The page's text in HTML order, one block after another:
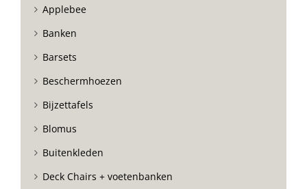
Applebee
Banken
Barsets
Beschermhoezen
Bijzettafels
Blomus
Buitenkleden
Deck Chairs + voetenbanken